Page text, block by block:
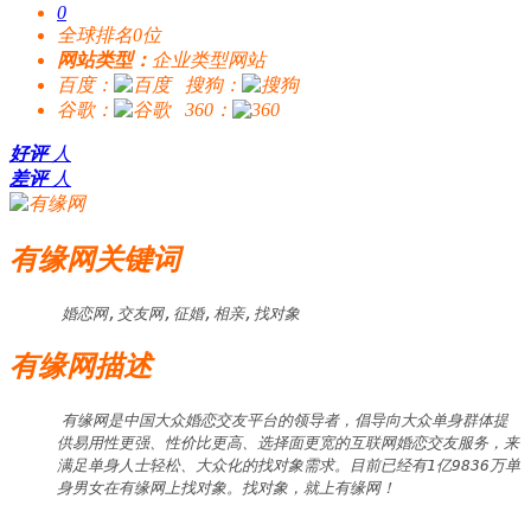
0
全球排名0位
网站类型： 企业类型网站
百度：
搜狗：
谷歌：
360：
好评 人
差评 人
有缘网关键词
婚恋网,交友网,征婚,相亲,找对象
有缘网描述
有缘网是中国大众婚恋交友平台的领导者，倡导向大众单身群体提
供易用性更强、性价比更高、选择面更宽的互联网婚恋交友服务，来
满足单身人士轻松、大众化的找对象需求。目前已经有1亿9836万单
身男女在有缘网上找对象。找对象，就上有缘网！